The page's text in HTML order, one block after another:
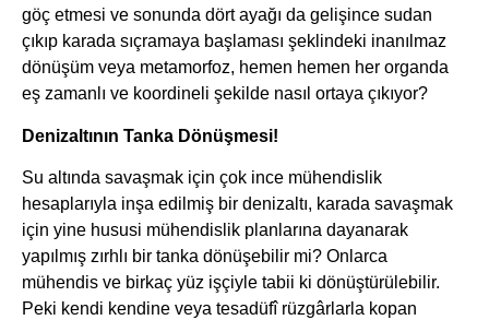
göç etmesi ve sonunda dört ayağı da gelişince sudan
çıkıp karada sıçramaya başlaması şeklindeki inanılmaz
dönüşüm veya metamorfoz, hemen hemen her organda
eş zamanlı ve koordineli şekilde nasıl ortaya çıkıyor?
Denizaltının Tanka Dönüşmesi!
Su altında savaşmak için çok ince mühendislik
hesaplarıyla inşa edilmiş bir denizaltı, karada savaşmak
için yine hususi mühendislik planlarına dayanarak
yapılmış zırhlı bir tanka dönüşebilir mi? Onlarca
mühendis ve birkaç yüz işçiyle tabii ki dönüştürülebilir.
Peki kendi kendine veya tesadüfî rüzgârlarla kopan